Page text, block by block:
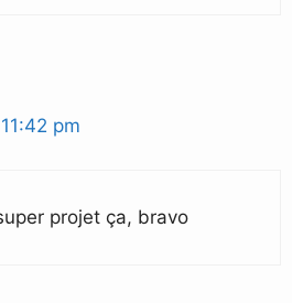
pm
projet ça, bravo